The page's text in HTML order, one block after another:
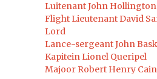
Luitenant John
Flight Lieutenant David
Lord
Lance-sergeant John
Kapitein Lionel Queripel
Majoor Robert Henry Cain